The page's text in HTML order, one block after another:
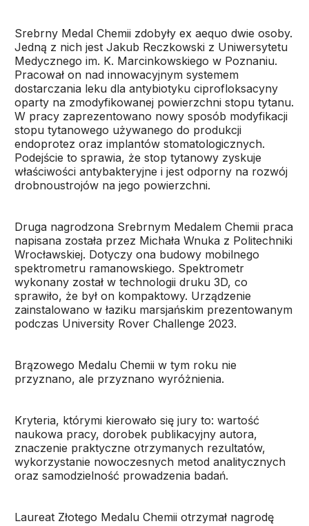
Srebrny Medal Chemii zdobyły ex aequo dwie osoby.
Jedną z nich jest Jakub Reczkowski z Uniwersytetu
Medycznego im. K. Marcinkowskiego w Poznaniu.
Pracował on nad innowacyjnym systemem
dostarczania leku dla antybiotyku ciprofloksacyny
oparty na zmodyfikowanej powierzchni stopu tytanu.
W pracy zaprezentowano nowy sposób modyfikacji
stopu tytanowego używanego do produkcji
endoprotez oraz implantów stomatologicznych.
Podejście to sprawia, że stop tytanowy zyskuje
właściwości antybakteryjne i jest odporny na rozwój
drobnoustrojów na jego powierzchni.
Druga nagrodzona Srebrnym Medalem Chemii praca
napisana została przez Michała Wnuka z Politechniki
Wrocławskiej. Dotyczy ona budowy mobilnego
spektrometru ramanowskiego. Spektrometr
wykonany został w technologii druku 3D, co
sprawiło, że był on kompaktowy. Urządzenie
zainstalowano w łaziku marsjańskim prezentowanym
podczas University Rover Challenge 2023.
Brązowego Medalu Chemii w tym roku nie
przyznano, ale przyznano wyróżnienia.
Kryteria, którymi kierowało się jury to: wartość
naukowa pracy, dorobek publikacyjny autora,
znaczenie praktyczne otrzymanych rezultatów,
wykorzystanie nowoczesnych metod analitycznych
oraz samodzielność prowadzenia badań.
Laureat Złotego Medalu Chemii otrzymał nagrodę